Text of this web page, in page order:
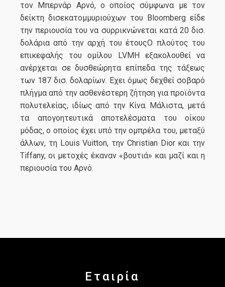
τον Μπερνάρ Αρνό, ο οποίος σύμφωνα με τον
δείκτη δισεκατομμυριούχων του Bloomberg είδε
την περιουσία του να συρρικνώνεται κατά 20 δισ.
δολάρια από την αρχή του έτουςΟ πλούτος του
επικεφαλής του ομίλου LVMH εξακολουθεί να
ανέρχεται σε δυσθεώρητα επίπεδα της τάξεως
των 187 δισ. δολαρίων. Εχει όμως δεχθεί σοβαρό
πλήγμα από την ασθενέστερη ζήτηση για προϊόντα
πολυτελείας, ιδίως από την Κίνα. Μάλιστα, μετά
τα απογοητευτικά αποτελέσματα του οίκου
μόδας, ο οποίος έχει υπό την ομπρέλα του, μεταξύ
άλλων, τη Louis Vuitton, την Christian Dior και την
Tiffany, οι μετοχές έκαναν «βουτιά» και μαζί και η
περιουσία του Αρνό.
Εταιρία